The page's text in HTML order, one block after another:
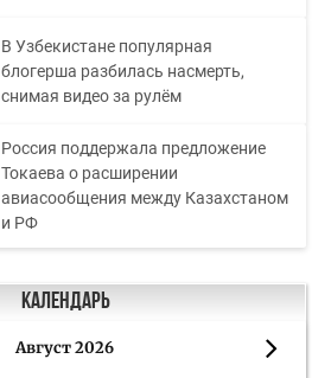
В Узбекистане популярная
блогерша разбилась насмерть,
снимая видео за рулём
Россия поддержала предложение
Токаева о расширении
авиасообщения между Казахстаном
и РФ
Календарь
Август 2026